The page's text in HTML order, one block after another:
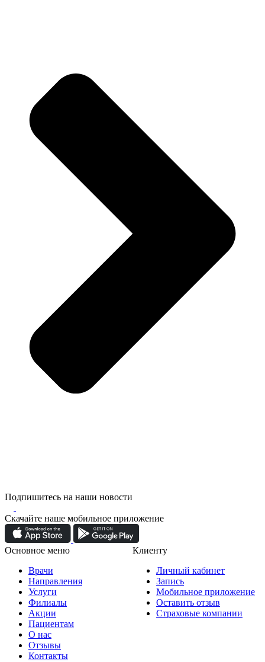
Подпишитесь на наши новости
Скачайте наше мобильное приложение
Основное меню
Врачи
Направления
Услуги
Филиалы
Акции
Пациентам
О нас
Отзывы
Контакты
Клиенту
Личный кабинет
Запись
Мобильное приложение
Оставить отзыв
Страховые компании